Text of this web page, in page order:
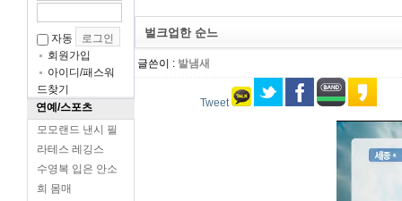
자동
회원가입
아이디/패스워
드찾기
연예/스포츠
모모랜드 낸시 필
라테스 레깅스
수영복 입은 안소
희 몸매
벌크업한 순느
글쓴이 : 발냄새
Tweet